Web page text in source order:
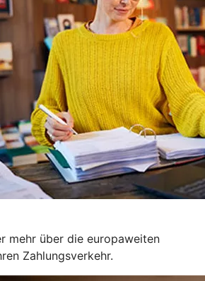
mehr über die europaweiten
Zahlungsverkehr.